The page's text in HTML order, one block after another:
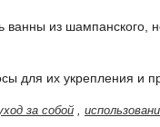
из шампанского,
для их укрепления и
за собой ,